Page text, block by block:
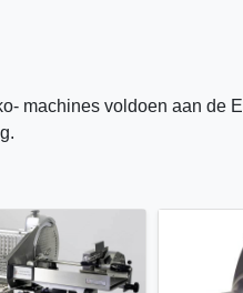
machines voldoen aan de